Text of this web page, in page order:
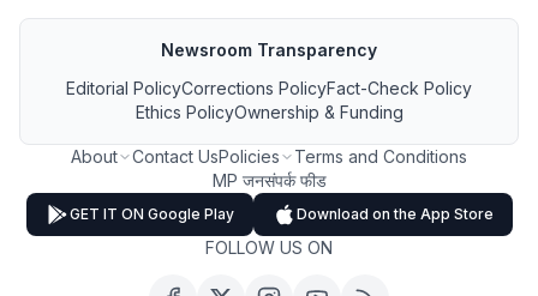
Newsroom Transparency
Editorial PolicyCorrections PolicyFact-Check Policy
Ethics PolicyOwnership & Funding
About Contact UsPolicies
Terms and Conditions
MP जनसंपर्क फीड
GET IT ON Google Play Download on the App Store
FOLLOW US ON